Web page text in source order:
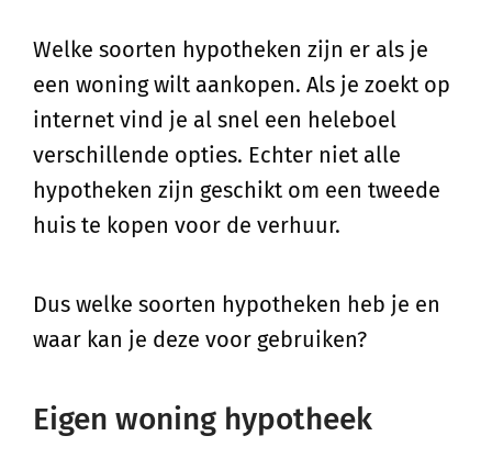
Welke soorten hypotheken zijn er als je
een woning wilt aankopen. Als je zoekt op
internet vind je al snel een heleboel
verschillende opties. Echter niet alle
hypotheken zijn geschikt om een tweede
huis te kopen voor de verhuur.
Dus welke soorten hypotheken heb je en
waar kan je deze voor gebruiken?
Eigen woning hypotheek